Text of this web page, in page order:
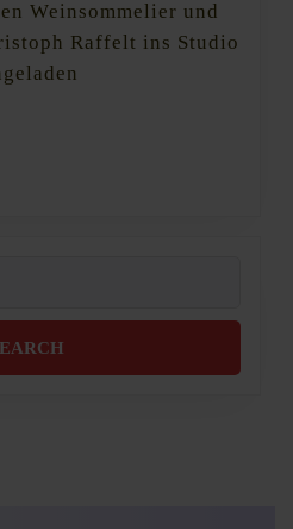
Weinsommelier und
Raffelt ins Studio